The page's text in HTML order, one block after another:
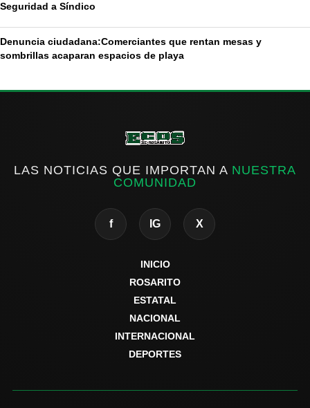
Seguridad a Síndico
Denuncia ciudadana:Comerciantes que rentan mesas y
sombrillas acaparan espacios de playa
LAS NOTICIAS QUE IMPORTAN A NUESTRA
COMUNIDAD
f IG X
INICIO
ROSARITO
ESTATAL
NACIONAL
INTERNACIONAL
DEPORTES